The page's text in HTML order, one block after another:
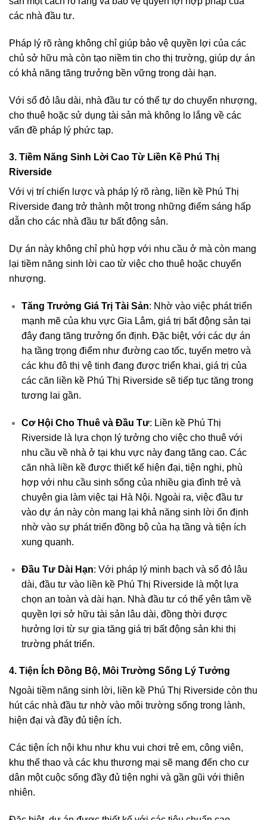
các nhà đầu tư.
Pháp lý rõ ràng không chỉ giúp bảo vệ quyền lợi của các
chủ sở hữu mà còn tạo niềm tin cho thị trường, giúp dự án
có khả năng tăng trưởng bền vững trong dài hạn.
Với sổ đỏ lâu dài, nhà đầu tư có thể tự do chuyển nhượng,
cho thuê hoặc sử dụng tài sản mà không lo lắng về các
vấn đề pháp lý phức tạp.
3. Tiềm Năng Sinh Lời Cao Từ Liền Kề Phú Thị
Riverside
Với vị trí chiến lược và pháp lý rõ ràng, liền kề Phú Thị
Riverside đang trở thành một trong những điểm sáng hấp
dẫn cho các nhà đầu tư bất động sản.
Dự án này không chỉ phù hợp với nhu cầu ở mà còn mang
lại tiềm năng sinh lời cao từ việc cho thuê hoặc chuyển
nhượng.
Tăng Trưởng Giá Trị Tài Sản: Nhờ vào việc phát triển
mạnh mẽ của khu vực Gia Lâm, giá trị bất động sản tại
đây đang tăng trưởng ổn định. Đặc biệt, với các dự án
hạ tầng trọng điểm như đường cao tốc, tuyến metro và
các khu đô thị vệ tinh đang được triển khai, giá trị của
các căn liền kề Phú Thị Riverside sẽ tiếp tục tăng trong
tương lai gần.
Cơ Hội Cho Thuê và Đầu Tư: Liền kề Phú Thị
Riverside là lựa chọn lý tưởng cho việc cho thuê với
nhu cầu về nhà ở tại khu vực này đang tăng cao. Các
căn nhà liền kề được thiết kế hiện đại, tiện nghi, phù
hợp với nhu cầu sinh sống của nhiều gia đình trẻ và
chuyên gia làm việc tại Hà Nội. Ngoài ra, việc đầu tư
vào dự án này còn mang lại khả năng sinh lời ổn định
nhờ vào sự phát triển đồng bộ của hạ tầng và tiện ích
xung quanh.
Đầu Tư Dài Hạn: Với pháp lý minh bạch và sổ đỏ lâu
dài, đầu tư vào liền kề Phú Thị Riverside là một lựa
chọn an toàn và dài hạn. Nhà đầu tư có thể yên tâm về
quyền lợi sở hữu tài sản lâu dài, đồng thời được
hưởng lợi từ sự gia tăng giá trị bất động sản khi thị
trường phát triển.
4. Tiện Ích Đồng Bộ, Môi Trường Sống Lý Tưởng
Ngoài tiềm năng sinh lời, liền kề Phú Thị Riverside còn thu
hút các nhà đầu tư nhờ vào môi trường sống trong lành,
hiện đại và đầy đủ tiện ích.
Các tiện ích nội khu như khu vui chơi trẻ em, công viên,
khu thể thao và các khu thương mại sẽ mang đến cho cư
dân một cuộc sống đầy đủ tiện nghi và gần gũi với thiên
nhiên.